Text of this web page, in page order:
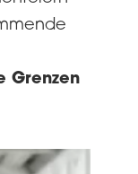
Grenzen